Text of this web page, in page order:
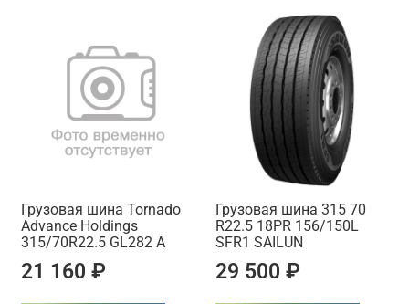
Грузовая шина Tornado
Advance Holdings
315/70R22.5 GL282 A
21 160 ₽
Грузовая шина 315 70
R22.5 18PR 156/150L
SFR1 SAILUN
29 500 ₽